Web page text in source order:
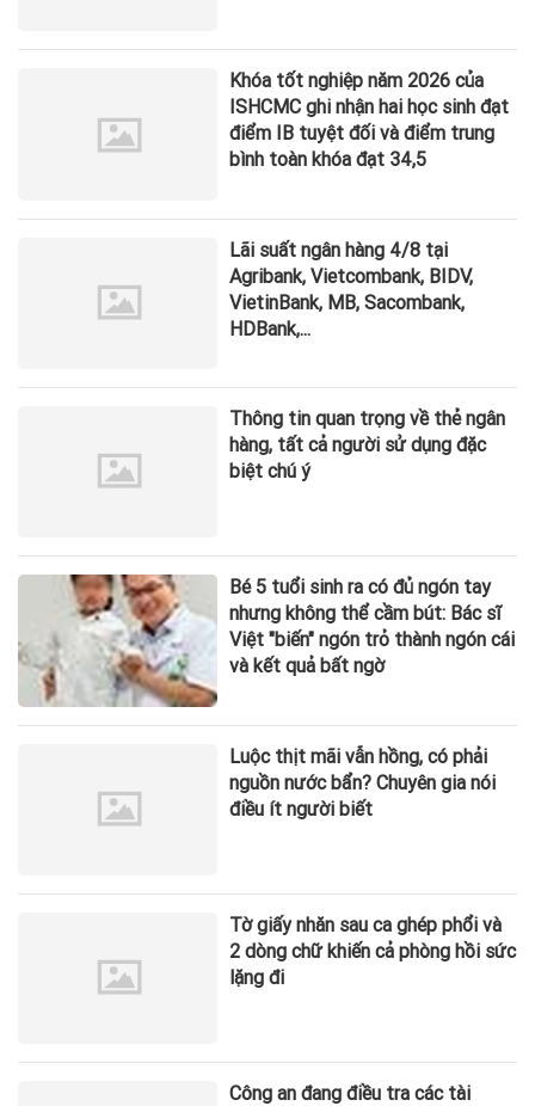
Khóa tốt nghiệp năm 2026 của
ISHCMC ghi nhận hai học sinh đạt
điểm IB tuyệt đối và điểm trung
bình toàn khóa đạt 34,5
Lãi suất ngân hàng 4/8 tại
Agribank, Vietcombank, BIDV,
VietinBank, MB, Sacombank,
HDBank,...
Thông tin quan trọng về thẻ ngân
hàng, tất cả người sử dụng đặc
biệt chú ý
Bé 5 tuổi sinh ra có đủ ngón tay
nhưng không thể cầm bút: Bác sĩ
Việt "biến" ngón trỏ thành ngón cái
và kết quả bất ngờ
Luộc thịt mãi vẫn hồng, có phải
nguồn nước bẩn? Chuyên gia nói
điều ít người biết
Tờ giấy nhăn sau ca ghép phổi và
2 dòng chữ khiến cả phòng hồi sức
lặng đi
Công an đang điều tra các tài